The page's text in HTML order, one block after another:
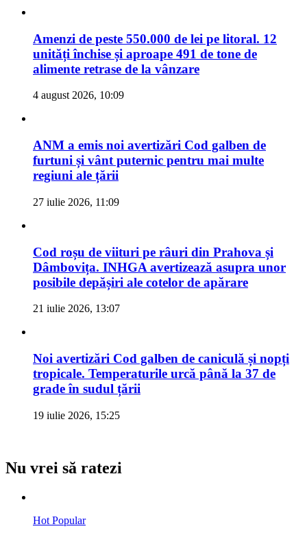
Amenzi de peste 550.000 de lei pe litoral. 12
unități închise și aproape 491 de tone de
alimente retrase de la vânzare
4 august 2026, 10:09
ANM a emis noi avertizări Cod galben de
furtuni și vânt puternic pentru mai multe
regiuni ale țării
27 iulie 2026, 11:09
Cod roșu de viituri pe râuri din Prahova și
Dâmbovița. INHGA avertizează asupra unor
posibile depășiri ale cotelor de apărare
21 iulie 2026, 13:07
Noi avertizări Cod galben de caniculă și nopți
tropicale. Temperaturile urcă până la 37 de
grade în sudul țării
19 iulie 2026, 15:25
Nu vrei să ratezi
Hot Popular